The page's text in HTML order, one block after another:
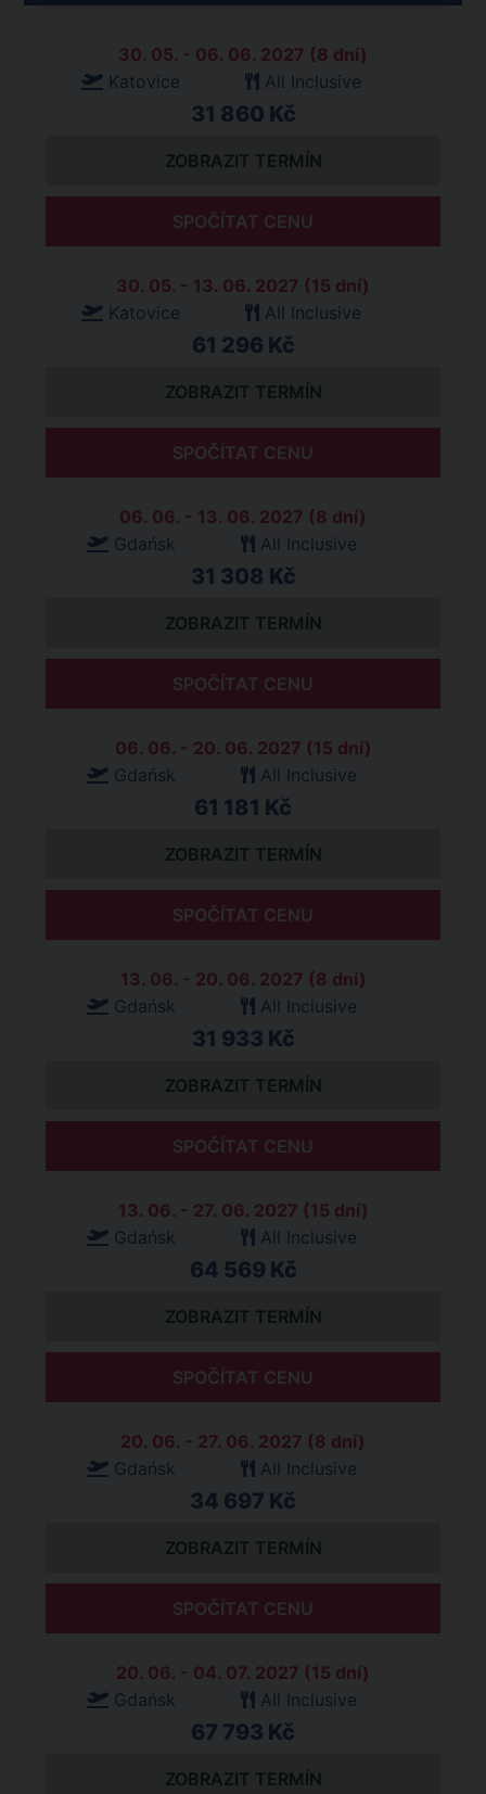
30. 05. - 06. 06. 2027 (8 dní)
Katovice
All Inclusive
31 860 Kč
ZOBRAZIT TERMÍN
SPOČÍTAT CENU
30. 05. - 13. 06. 2027 (15 dní)
Katovice
All Inclusive
61 296 Kč
ZOBRAZIT TERMÍN
SPOČÍTAT CENU
06. 06. - 13. 06. 2027 (8 dní)
Gdańsk
All Inclusive
31 308 Kč
ZOBRAZIT TERMÍN
SPOČÍTAT CENU
06. 06. - 20. 06. 2027 (15 dní)
Gdańsk
All Inclusive
61 181 Kč
ZOBRAZIT TERMÍN
SPOČÍTAT CENU
13. 06. - 20. 06. 2027 (8 dní)
Gdańsk
All Inclusive
31 933 Kč
ZOBRAZIT TERMÍN
SPOČÍTAT CENU
13. 06. - 27. 06. 2027 (15 dní)
Gdańsk
All Inclusive
64 569 Kč
ZOBRAZIT TERMÍN
SPOČÍTAT CENU
20. 06. - 27. 06. 2027 (8 dní)
Gdańsk
All Inclusive
34 697 Kč
ZOBRAZIT TERMÍN
SPOČÍTAT CENU
20. 06. - 04. 07. 2027 (15 dní)
Gdańsk
All Inclusive
67 793 Kč
ZOBRAZIT TERMÍN